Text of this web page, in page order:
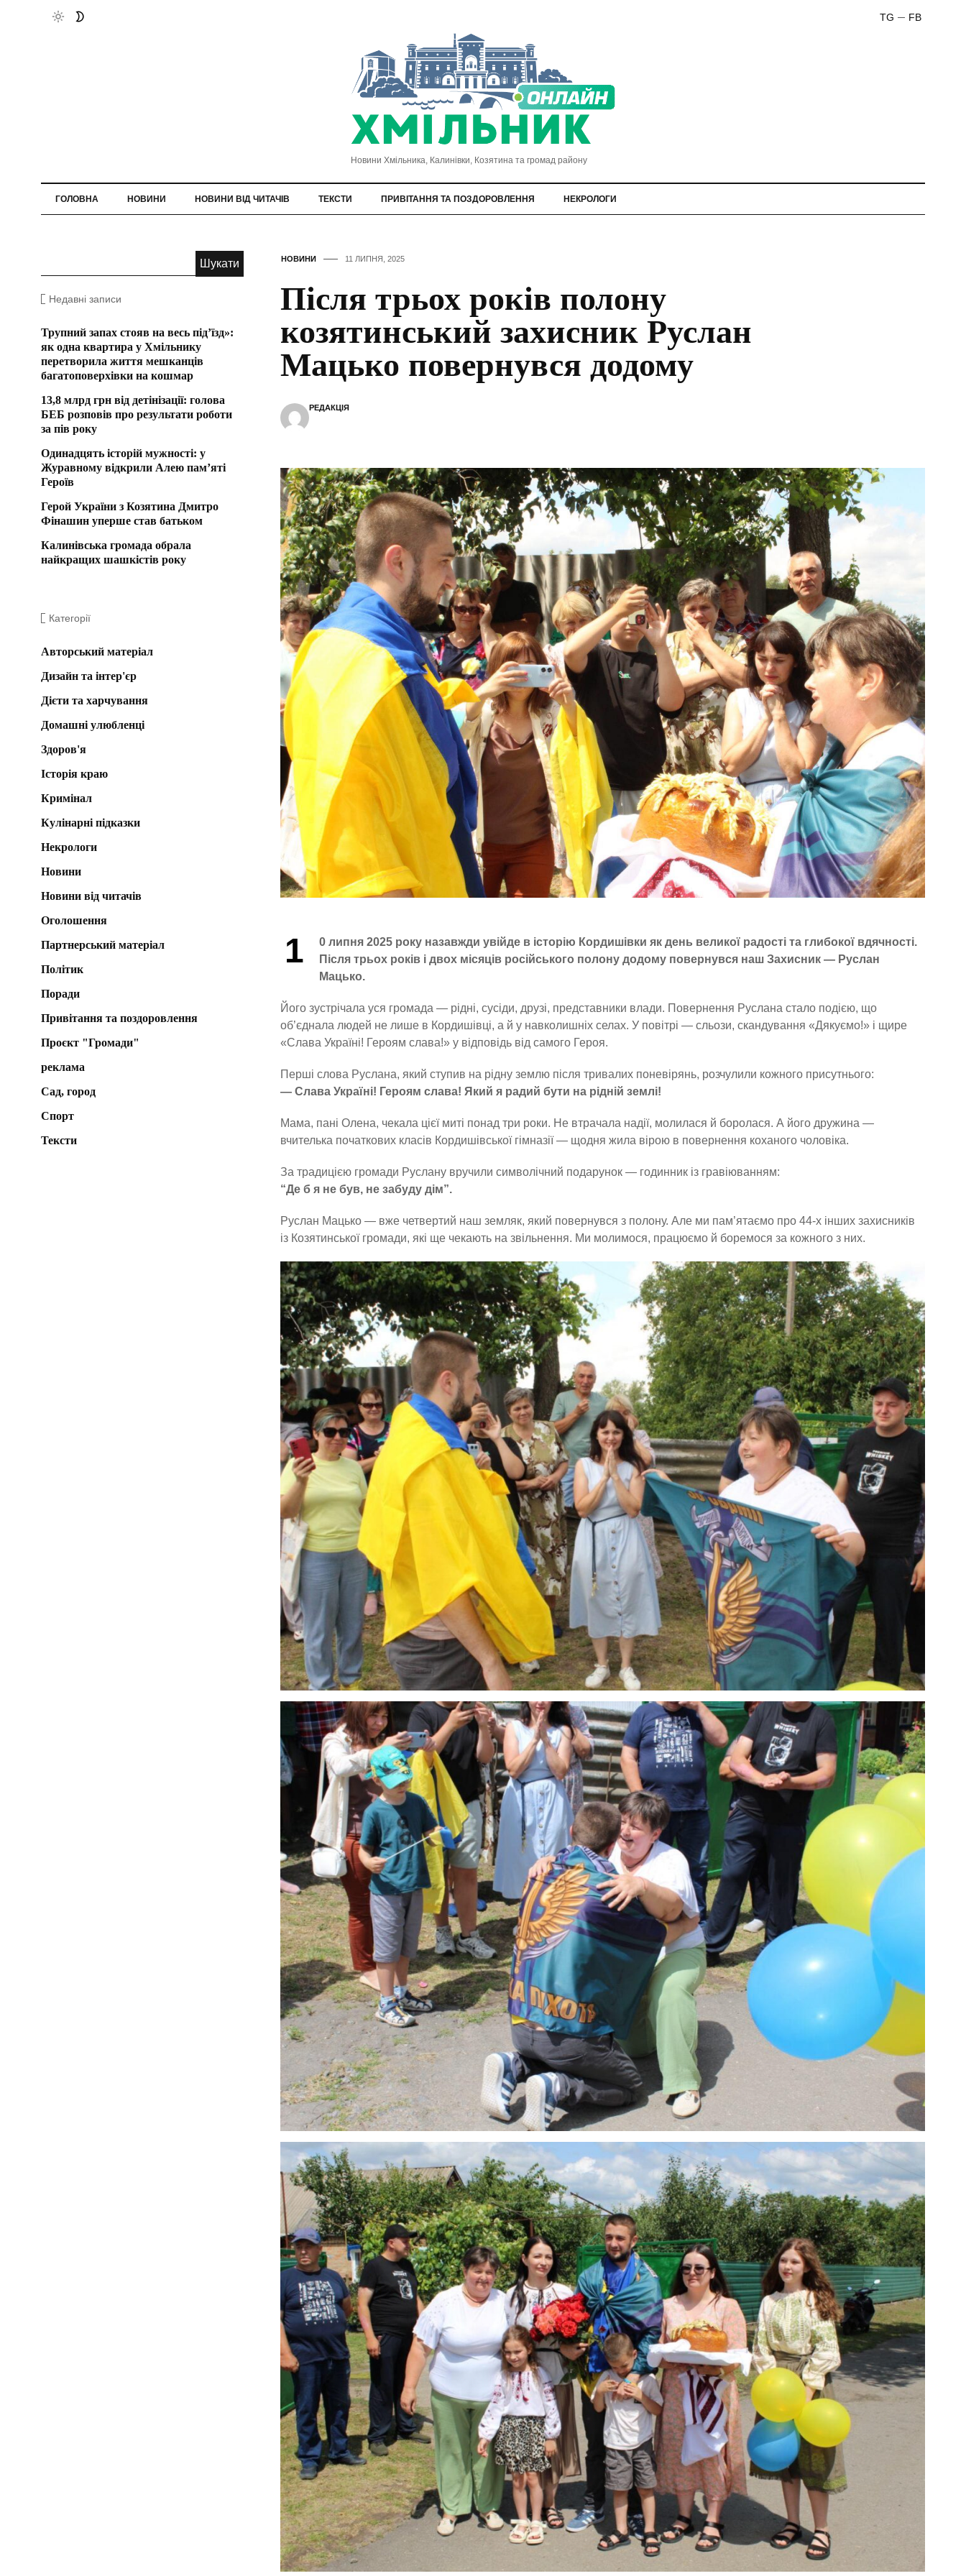
FB
TG
Новини Хмільника, Калинівки, Козятина та громад району
ГОЛОВНА НОВИНИ НОВИНИ ВІД ЧИТАЧІВ ТЕКСТИ ПРИВІТАННЯ ТА ПОЗДОРОВЛЕННЯ НЕКРОЛОГИ
НОВИНИ 11 ЛИПНЯ, 2025
Після трьох років полону
козятинський захисник Руслан
Мацько повернувся додому
РЕДАКЦІЯ
1
0 липня 2025 року назавжди увійде в історію Кордишівки як день великої радості та глибокої вдячності.
Після трьох років і двох місяців російського полону додому повернувся наш Захисник — Руслан
Мацько.
Його зустрічала уся громада — рідні, сусіди, друзі, представники влади. Повернення Руслана стало подією, що
об’єднала людей не лише в Кордишівці, а й у навколишніх селах. У повітрі — сльози, скандування «Дякуємо!» і щире
«Слава Україні! Героям слава!» у відповідь від самого Героя.
Перші слова Руслана, який ступив на рідну землю після тривалих поневірянь, розчулили кожного присутнього:
— Слава Україні! Героям слава! Який я радий бути на рідній землі!
Мама, пані Олена, чекала цієї миті понад три роки. Не втрачала надії, молилася й боролася. А його дружина —
вчителька початкових класів Кордишівської гімназії — щодня жила вірою в повернення коханого чоловіка.
За традицією громади Руслану вручили символічний подарунок — годинник із гравіюванням:
“Де б я не був, не забуду дім”.
Руслан Мацько — вже четвертий наш земляк, який повернувся з полону. Але ми пам’ятаємо про 44-х інших захисників
із Козятинської громади, які ще чекають на звільнення. Ми молимося, працюємо й боремося за кожного з них.
Недавні записи
Трупний запах стояв на весь під’їзд»:
як одна квартира у Хмільнику
перетворила життя мешканців
багатоповерхівки на кошмар
13,8 млрд грн від детінізації: голова
БЕБ розповів про результати роботи
за пів року
Одинадцять історій мужності: у
Журавному відкрили Алею пам’яті
Героїв
Герой України з Козятина Дмитро
Фінашин уперше став батьком
Калинівська громада обрала
найкращих шашкістів року
Категорії
Авторський матеріал
Дизайн та інтер'єр
Дієти та харчування
Домашні улюбленці
Здоров'я
Історія краю
Кримінал
Кулінарні підказки
Некрологи
Новини
Новини від читачів
Оголошення
Партнерський матеріал
Політик
Поради
Привітання та поздоровлення
Проєкт "Громади"
реклама
Сад, город
Спорт
Тексти